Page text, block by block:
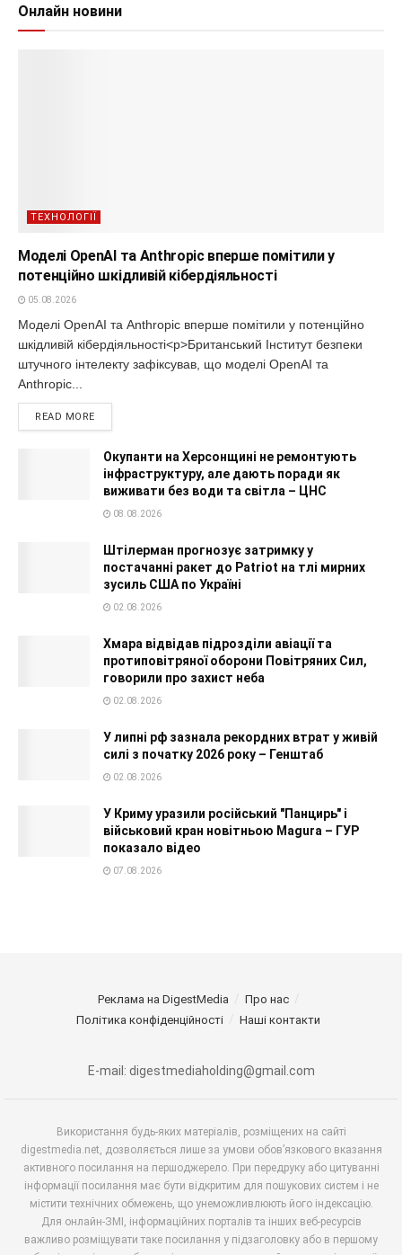
Онлайн новини
ТЕХНОЛОГІЇ
Моделі OpenAI та Anthropic вперше помітили у
потенційно шкідливій кібердіяльності
05.08.2026
Моделі OpenAI та Anthropic вперше помітили у потенційно
шкідливій кібердіяльності<p>Британський Інститут безпеки
штучного інтелекту зафіксував, що моделі OpenAI та
Anthropic...
READ MORE
Окупанти на Херсонщині не ремонтують
інфраструктуру, але дають поради як
виживати без води та світла – ЦНС
08.08.2026
Штілерман прогнозує затримку у
постачанні ракет до Patriot на тлі мирних
зусиль США по Україні
02.08.2026
Хмара відвідав підрозділи авіації та
протиповітряної оборони Повітряних Сил,
говорили про захист неба
02.08.2026
У липні рф зазнала рекордних втрат у живій
силі з початку 2026 року – Генштаб
02.08.2026
У Криму уразили російський "Панцирь" і
військовий кран новітньою Magura – ГУР
показало відео
07.08.2026
Реклама на DigestMedia
Про нас
Політика конфіденційності
Наші контакти
E-mail: digestmediaholding@gmail.com
Використання будь-яких матеріалів, розміщених на сайті
digestmedia.net, дозволяється лише за умови обов’язкового вказання
активного посилання на першоджерело. При передруку або цитуванні
інформації посилання має бути відкритим для пошукових систем і не
містити технічних обмежень, що унеможливлюють його індексацію.
Для онлайн-ЗМІ, інформаційних порталів та інших веб-ресурсів
важливо розміщувати таке посилання у підзаголовку або в першому